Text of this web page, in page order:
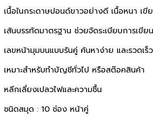
เนื้อในกระดาษปอนด์ขาวอย่างดี เนื้อหนา เขี
เส้นบรรทัดมาตรฐาน ช่วยจัดระเบียบการเขีย
เลขหน้ามุมบนแบบรันคู่ ค้นหาง่าย และรวดเร็ว
เหมาะสำหรับทำบัญชีทั่วไป หรือสต๊อคสินค้า
หลีกเลี่ยงเปลวไฟและความชื้น
ชนิดสมุด : 10 ช่อง หน้าคู่